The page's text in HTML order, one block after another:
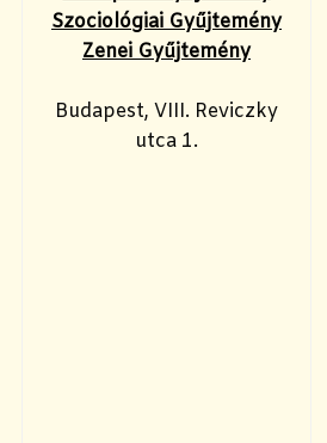
Szociológiai Gyűjtemény
Zenei Gyűjtemény
Budapest, VIII. Reviczky
utca 1.